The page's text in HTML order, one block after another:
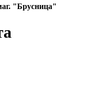
"Брусница"